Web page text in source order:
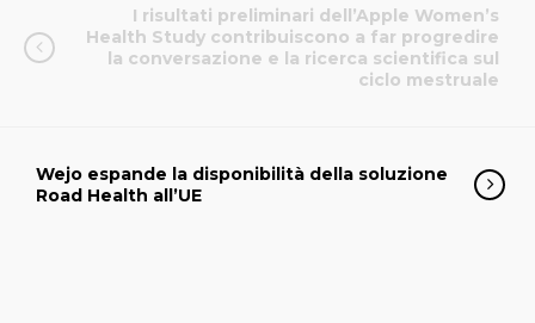
I risultati preliminari dell’Apple Women’s
Health Study contribuiscono a far progredire
la conversazione e la ricerca scientifica sul
ciclo mestruale
Wejo espande la disponibilità della soluzione
Road Health all’UE